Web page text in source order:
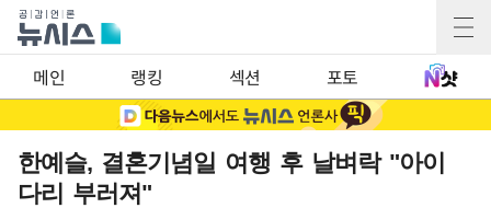
메인 랭킹 섹션 포토
한예슬, 결혼기념일 여행 후 날벼락 "아이
다리 부러져"